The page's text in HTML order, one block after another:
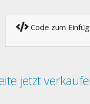
Code zum
jetzt